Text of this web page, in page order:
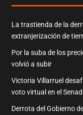
La trastienda de la
extranjerización de
Por la suba de los
volvió a subir
Victoria Villarruel
voto virtual en el
Derrota del Gobierno